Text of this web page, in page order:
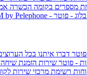
מספרים בקומה הכשרה
בלוג - פוטר
דברו איתנו בכל
- פוטר שירות הזמנת
רשימת מרכזי שירות